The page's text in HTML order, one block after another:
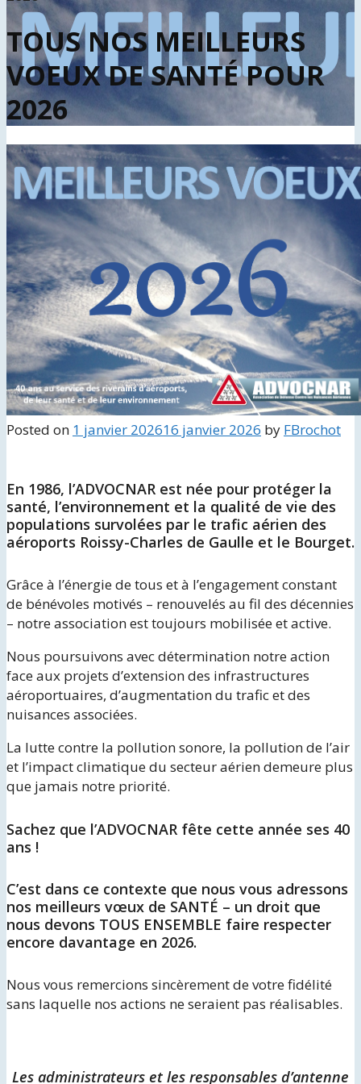
TOUS NOS MEILLEURS
VOEUX DE SANTÉ POUR
2026
Posted on 1 janvier 202616 janvier 2026 by FBrochot
En 1986, l’ADVOCNAR est née pour protéger la
santé, l’environnement et la qualité de vie des
populations survolées par le trafic aérien des
aéroports Roissy-Charles de Gaulle et le Bourget.
Grâce à l’énergie de tous et à l’engagement constant
de bénévoles motivés – renouvelés au fil des décennies
– notre association est toujours mobilisée et active.
Nous poursuivons avec détermination notre action
face aux projets d’extension des infrastructures
aéroportuaires, d’augmentation du trafic et des
nuisances associées.
La lutte contre la pollution sonore, la pollution de l’air
et l’impact climatique du secteur aérien demeure plus
que jamais notre priorité.
Sachez que l’ADVOCNAR fête cette année ses 40
ans !
C’est dans ce contexte que nous vous adressons
nos meilleurs vœux de SANTÉ – un droit que
nous devons TOUS ENSEMBLE faire respecter
encore davantage en 2026.
Nous vous remercions sincèrement de votre fidélité
sans laquelle nos actions ne seraient pas réalisables.
Les administrateurs et les responsables d’antenne